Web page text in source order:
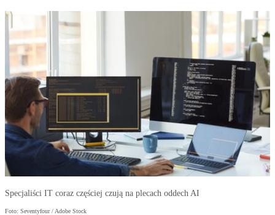
Specjaliści IT coraz częściej czują na plecach oddech AI
Foto: Seventyfour / Adobe Stock